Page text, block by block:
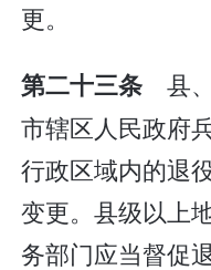
更。
第二十三条 县
市辖区人民政府
行政区域内的退
变更。县级以上
务部门应当督促